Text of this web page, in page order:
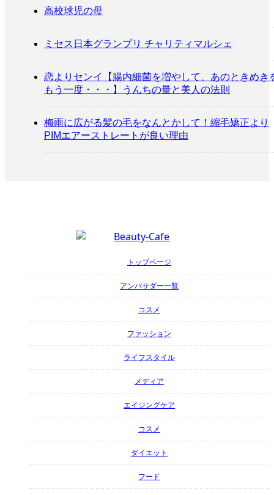
高校球児の母
ミセス日本グランプリ チャリティマルシェ
恋よりセンイ【腸内細菌を増やして、あのときめき
もう一度・・・】うんちの量と美人の法則
梅雨に広がる髪の毛をなんとかして！縮毛矯正より
PIMエアーストレートが良い理由
トップページ
アンバサダー一覧
コスメ
ファッション
ライフスタイル
メディア
エイジングケア
コスメ
ダイエット
フード